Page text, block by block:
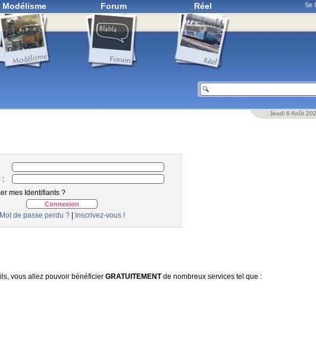
Se
Modélisme Forum Réel
Jeudi 6 Août
:
mes Identifiants ?
Mot de passe perdu ?| Inscrivez-vous !
vous allez pouvoir bénéficier GRATUITEMENTde nombreux services tel que :